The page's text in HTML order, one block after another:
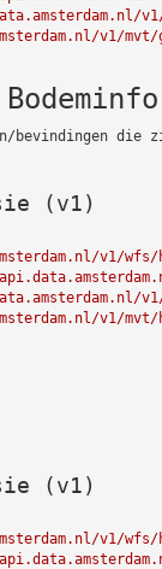
v1/mvt/
die
(v1)
v1/wfs/
v1/mvt/
(v1)
v1/wfs/